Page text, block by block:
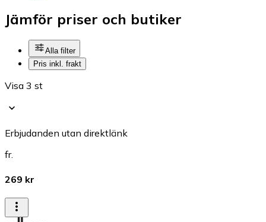
Jämför priser och butiker
Alla filter
Pris inkl. frakt
Visa 3 st
Erbjudanden utan direktlänk
fr.
269 kr